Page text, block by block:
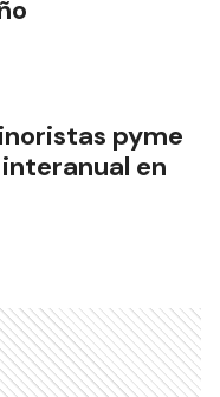
pyme
en